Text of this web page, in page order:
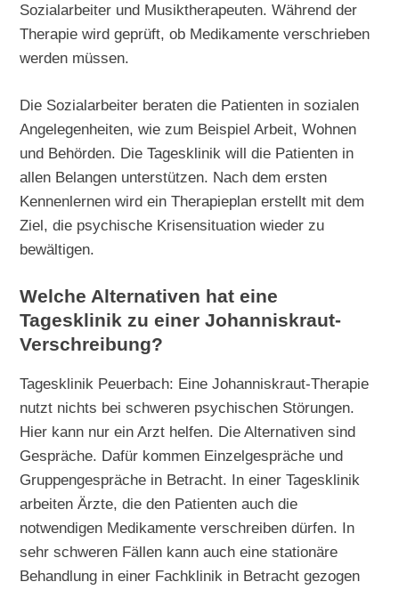
Sozialarbeiter und Musiktherapeuten. Während der
Therapie wird geprüft, ob Medikamente verschrieben
werden müssen.
Die Sozialarbeiter beraten die Patienten in sozialen
Angelegenheiten, wie zum Beispiel Arbeit, Wohnen
und Behörden. Die Tagesklinik will die Patienten in
allen Belangen unterstützen. Nach dem ersten
Kennenlernen wird ein Therapieplan erstellt mit dem
Ziel, die psychische Krisensituation wieder zu
bewältigen.
Welche Alternativen hat eine
Tagesklinik zu einer Johanniskraut-
Verschreibung?
Tagesklinik Peuerbach: Eine Johanniskraut-Therapie
nutzt nichts bei schweren psychischen Störungen.
Hier kann nur ein Arzt helfen. Die Alternativen sind
Gespräche. Dafür kommen Einzelgespräche und
Gruppengespräche in Betracht. In einer Tagesklinik
arbeiten Ärzte, die den Patienten auch die
notwendigen Medikamente verschreiben dürfen. In
sehr schweren Fällen kann auch eine stationäre
Behandlung in einer Fachklinik in Betracht gezogen